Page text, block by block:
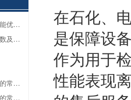
在石化、
是保障设
作为用于
性能表现
汽轮机油漆膜测定仪的功能优势有哪些？
碱性氮滴定仪核心技术参数及应用说明
防锈油脂盐雾腐蚀试验器的常见故障与解决方法
防锈油脂盐雾腐蚀试验器的常见故障与解决方法